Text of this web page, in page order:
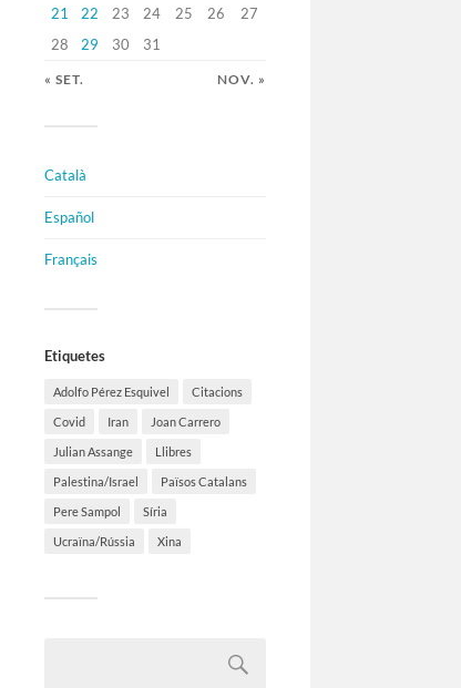
21
22 23 24 25 26
27
28
29 30 31
« SET. NOV. »
Català
Español
Français
Etiquetes
Adolfo Pérez Esquivel Citacions
Covid Iran Joan Carrero
Julian Assange Llibres
Palestina/Israel Països Catalans
Pere Sampol Síria
Ucraïna/Rússia Xina